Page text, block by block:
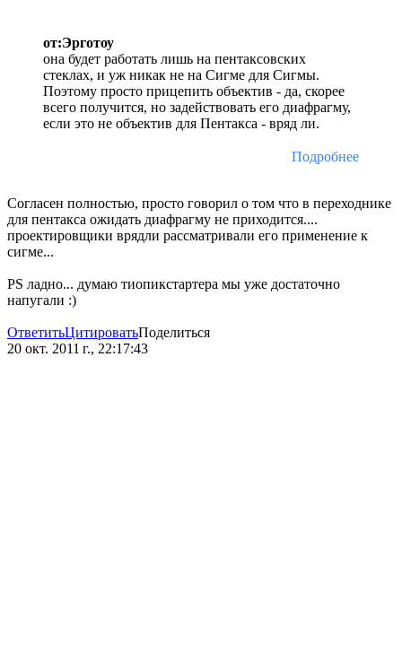
от:Эрготоу
она будет работать лишь на пентаксовских
стеклах, и уж никак не на Сигме для Сигмы.
Поэтому просто прицепить объектив - да, скорее
всего получится, но задействовать его диафрагму,
если это не объектив для Пентакса - вряд ли.
Подробнее
Согласен полностью, просто говорил о том что в переходнике
для пентакса ожидать диафрагму не приходится....
проектировщики врядли рассматривали его применение к
сигме...
PS ладно... думаю тиопикстартера мы уже достаточно
напугали :)
ОтветитьЦитироватьПоделиться
20 окт. 2011 г., 22:17:43